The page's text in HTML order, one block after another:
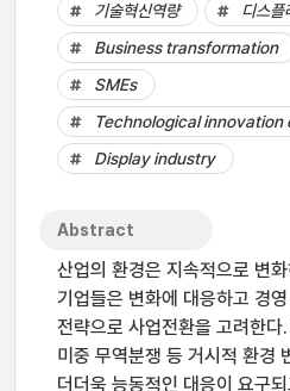
기술혁신역량
디스플
Business transformation
SMEs
Technological innovation
Display industry
Abstract
산업의 환경은 지속적으로 변
기업들은 변화에 대응하고 경
전략으로 사업전환을 고려한
미중 무역분쟁 등 거시적 환경
더더욱 능동적인 대응이 요구